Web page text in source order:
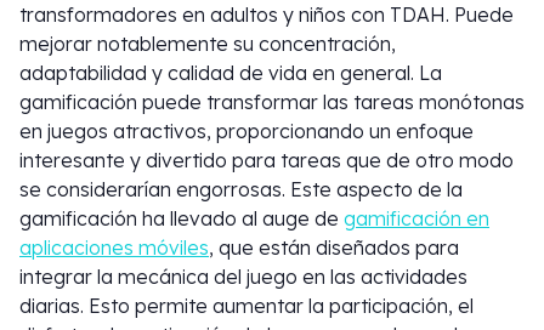
transformadores en adultos y niños con TDAH. Puede
mejorar notablemente su concentración,
adaptabilidad y calidad de vida en general. La
gamificación puede transformar las tareas monótonas
en juegos atractivos, proporcionando un enfoque
interesante y divertido para tareas que de otro modo
se considerarían engorrosas. Este aspecto de la
gamificación ha llevado al auge de gamificación en
aplicaciones móviles, que están diseñados para
integrar la mecánica del juego en las actividades
diarias. Esto permite aumentar la participación, el